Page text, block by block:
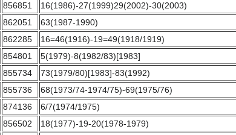
856851
16(1986)-27(1999)29(2002)-30(2003)
862051
63(1987-1990)
862285
16=46(1916)-19=49(1918/1919)
854801
5(1979)-8(1982/83)[1983]
855734
73(1979/80)[1983]-83(1992)
855736
68(1973/74-1974/75)-69(1975/76)
874136
6/7(1974/1975)
856502
18(1977)-19-20(1978-1979)